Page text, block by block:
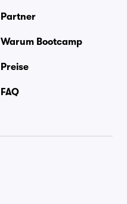
Partner
Warum Bootcamp
Preise
FAQ